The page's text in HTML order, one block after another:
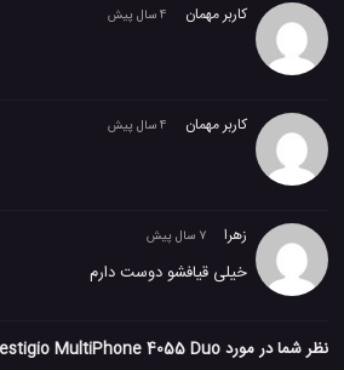
کاربر مهمان 4 سال پیش
کاربر مهمان 4 سال پیش
زهرا 7 سال پیش
خیلی قیافشو دوست دارم
نظر شما در مورد Prestigio MultiPhone 4055 Duo چیست؟